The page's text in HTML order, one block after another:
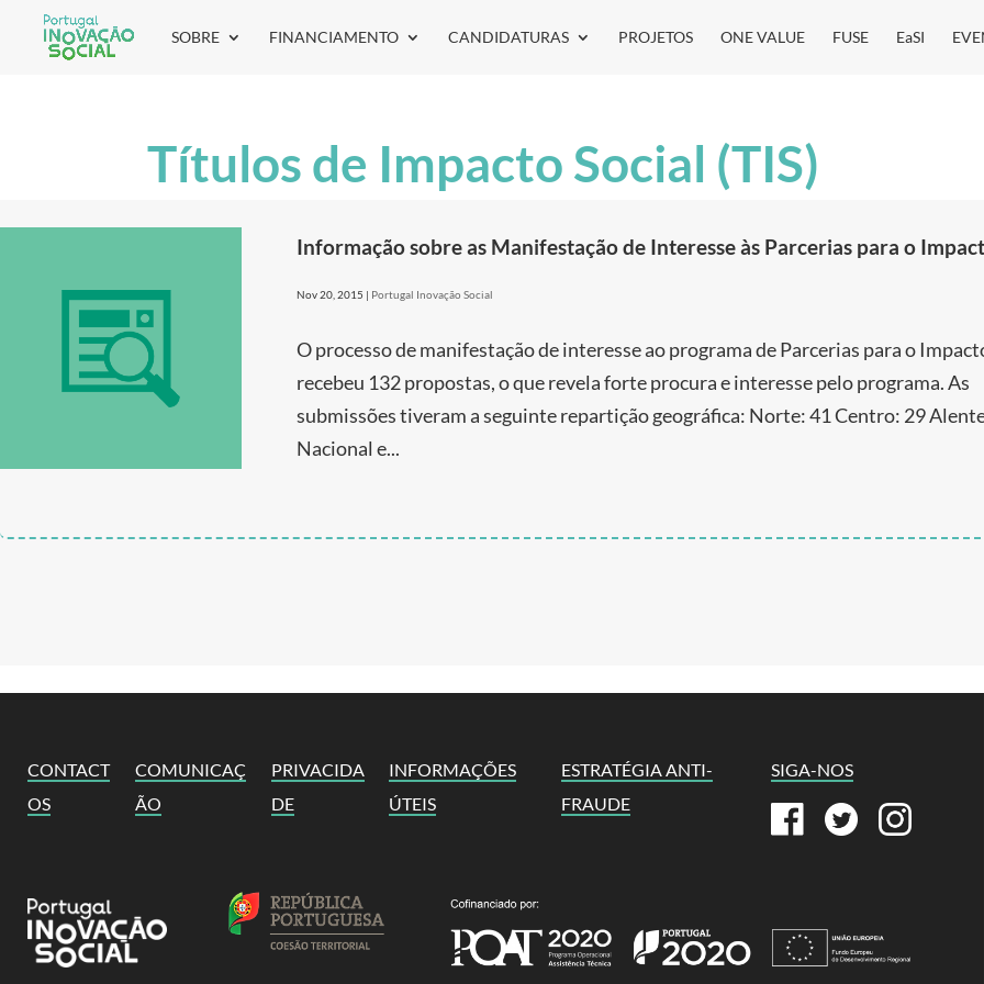
SOBRE FINANCIAMENTO CANDIDATURAS PROJETOS ONE VALUE FUSE EaSI
Títulos de Impacto Social (TIS)
Informação sobre as Manifestação de Interesse às Parcerias para o
Nov 20, 2015 | Portugal Inovação Social
O processo de manifestação de interesse ao programa de Parcerias para o
recebeu 132 propostas, o que revela forte procura e interesse pelo programa. As
submissões tiveram a seguinte repartição geográfica: Norte: 41 Centro: 29
Nacional e...
CONTACT
OS
COMUNICAÇ
ÃO
PRIVACIDA
DE
INFORMAÇÕES
ÚTEIS
ESTRATÉGIA ANTI-
FRAUDE
SIGA-NOS